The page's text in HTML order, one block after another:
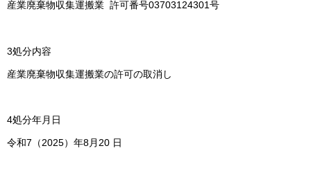
産業廃棄物収集運搬業 許可番号03703124301号
3処分内容
産業廃棄物収集運搬業の許可の取消し
4処分年月日
令和7（2025）年8月20 日